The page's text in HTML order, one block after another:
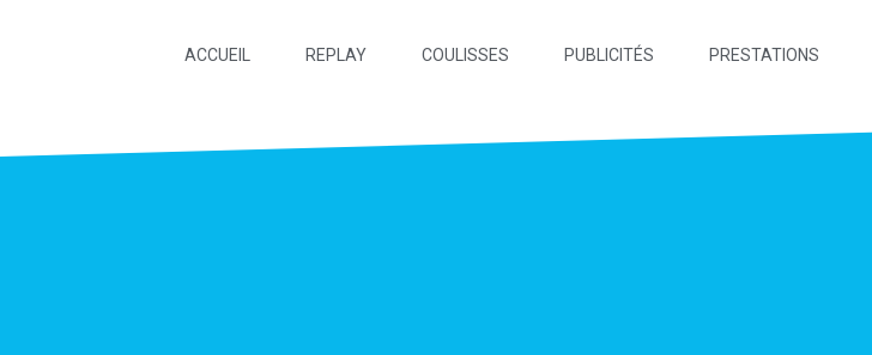
ACCUEIL REPLAY COULISSES PUBLICITÉS PRESTATIONS